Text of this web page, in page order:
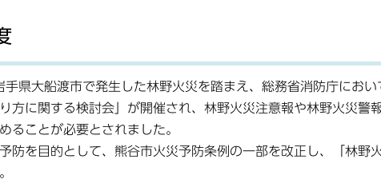
県大船渡市で発生した林野火災を踏まえ、総務省消防庁におい
方に関する検討会」が開催され、林野火災注意報や林野火災警
ることが必要とされました。
防を目的として、熊谷市火災予防条例の一部を改正し、「林野